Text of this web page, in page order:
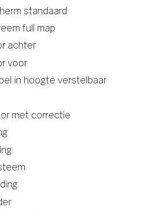
standaard
full map
achter
voor
in hoogte verstelbaar
met correctie